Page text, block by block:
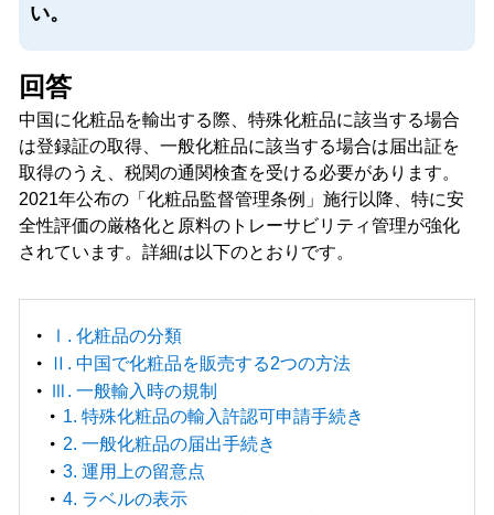
い。
回答
中国に化粧品を輸出する際、特殊化粧品に該当する場合
は登録証の取得、一般化粧品に該当する場合は届出証を
取得のうえ、税関の通関検査を受ける必要があります。
2021年公布の「化粧品監督管理条例」施行以降、特に安
全性評価の厳格化と原料のトレーサビリティ管理が強化
されています。詳細は以下のとおりです。
Ⅰ. 化粧品の分類
Ⅱ. 中国で化粧品を販売する2つの方法
Ⅲ. 一般輸入時の規制
1. 特殊化粧品の輸入許認可申請手続き
2. 一般化粧品の届出手続き
3. 運用上の留意点
4. ラベルの表示